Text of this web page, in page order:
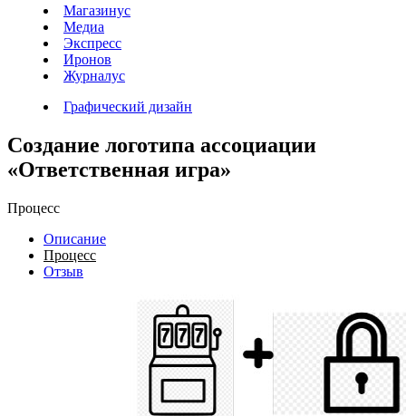
Магазинус
Медиа
Экспресс
Иронов
Журналус
Графический дизайн
Создание логотипа ассоциации
«Ответственная игра»
Процесс
Описание
Процесс
Отзыв